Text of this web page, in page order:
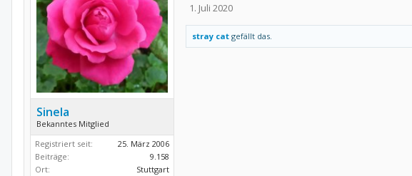
Sinela
Bekanntes Mitglied
Registriert seit:
25. März 2006
Beiträge:
9.158
Ort:
Stuttgart
1. Juli 2020
stray cat gefällt das.